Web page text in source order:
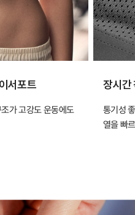
서포트
가 고강도 운동에도
장시간
통기성
열을 빠